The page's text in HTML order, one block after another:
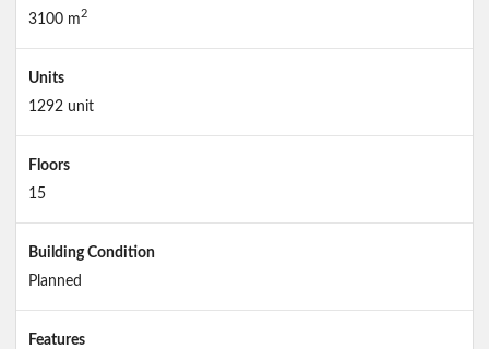
3100 m2
Units
1292 unit
Floors
15
Building Condition
Planned
Features